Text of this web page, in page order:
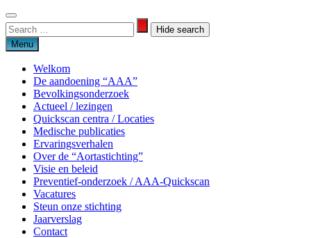
Skip
to
content
Search
for:
Search
Menu
Welkom
De aandoening “AAA”
Bevolkingsonderzoek
Actueel / lezingen
Quickscan centra / Locaties
Medische publicaties
Ervaringsverhalen
Over de “Aortastichting”
Visie en beleid
Preventief-onderzoek / AAA-Quickscan
Vacatures
Steun onze stichting
Jaarverslag
Contact